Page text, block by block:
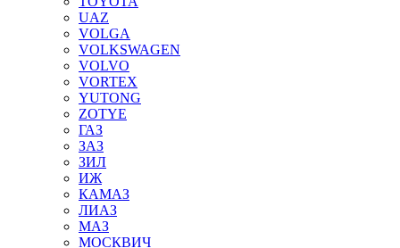
UAZ
VOLGA
VOLKSWAGEN
VOLVO
VORTEX
YUTONG
ZOTYE
ГАЗ
ЗАЗ
ЗИЛ
ИЖ
КАМАЗ
ЛИАЗ
МАЗ
МОСКВИЧ